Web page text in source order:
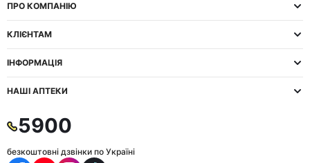
ПРО КОМПАНІЮ
КЛІЄНТАМ
ІНФОРМАЦІЯ
НАШІ АПТЕКИ
5900
безкоштовні дзвінки по Україні